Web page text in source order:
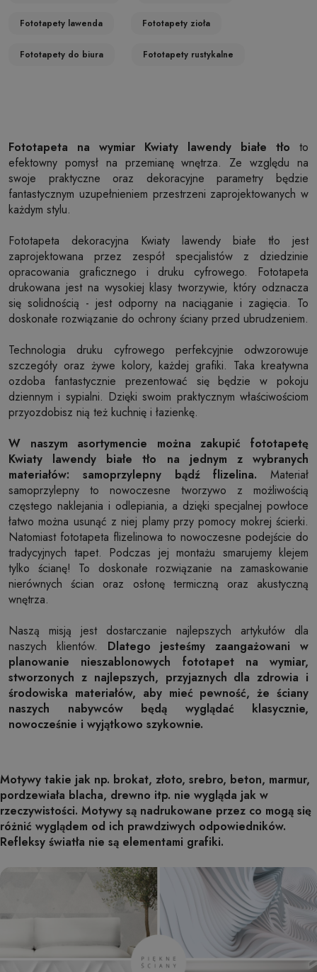
Fototapety lawenda Fototapety zioła
Fototapety do biura Fototapety rustykalne
Fototapeta na wymiar Kwiaty lawendy białe tło to
efektowny pomysł na przemianę wnętrza. Ze względu na
swoje praktyczne oraz dekoracyjne parametry będzie
fantastycznym uzupełnieniem przestrzeni zaprojektowanych w
każdym stylu.
Fototapeta dekoracyjna Kwiaty lawendy białe tło jest
zaprojektowana przez zespół specjalistów z dziedzinie
opracowania graficznego i druku cyfrowego. Fototapeta
drukowana jest na wysokiej klasy tworzywie, który odznacza
się solidnością - jest odporny na naciąganie i zagięcia. To
doskonałe rozwiązanie do ochrony ściany przed ubrudzeniem.
Technologia druku cyfrowego perfekcyjnie odwzorowuje
szczegóły oraz żywe kolory, każdej grafiki. Taka kreatywna
ozdoba fantastycznie prezentować się będzie w pokoju
dziennym i sypialni. Dzięki swoim praktycznym właściwościom
przyozdobisz nią też kuchnię i łazienkę.
W naszym asortymencie można zakupić fototapetę
Kwiaty lawendy białe tło na jednym z wybranych
materiałów: samoprzylepny bądź flizelina. Materiał
samoprzylepny to nowoczesne tworzywo z możliwością
częstego naklejania i odlepiania, a dzięki specjalnej powłoce
łatwo można usunąć z niej plamy przy pomocy mokrej ścierki.
Natomiast fototapeta flizelinowa to nowoczesne podejście do
tradycyjnych tapet. Podczas jej montażu smarujemy klejem
tylko ścianę! To doskonałe rozwiązanie na zamaskowanie
nierównych ścian oraz osłonę termiczną oraz akustyczną
wnętrza.
Naszą misją jest dostarczanie najlepszych artykułów dla
naszych klientów. Dlatego jesteśmy zaangażowani w
planowanie nieszablonowych fototapet na wymiar,
stworzonych z najlepszych, przyjaznych dla zdrowia i
środowiska materiałów, aby mieć pewność, że ściany
naszych nabywców będą wyglądać klasycznie,
nowocześnie i wyjątkowo szykownie.
Motywy takie jak np. brokat, złoto, srebro, beton, marmur,
pordzewiała blacha, drewno itp. nie wygląda jak w
rzeczywistości. Motywy są nadrukowane przez co mogą się
różnić wyglądem od ich prawdziwych odpowiedników.
Refleksy światła nie są elementami grafiki.